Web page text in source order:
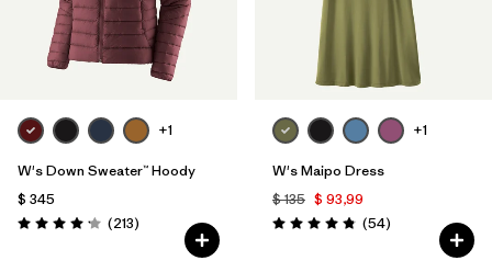
+1
W's Down Sweater™ Hoody
$ 345
Valoración: 4.2 / 5
(213Comentarios
)
+1
W's Maipo Dress
$ 135 $ 93,99
Valoración: 4.8 / 5
(54Comentarios
)